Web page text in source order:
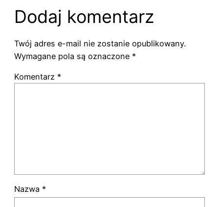
Dodaj komentarz
Twój adres e-mail nie zostanie opublikowany.
Wymagane pola są oznaczone *
Komentarz *
Nazwa *